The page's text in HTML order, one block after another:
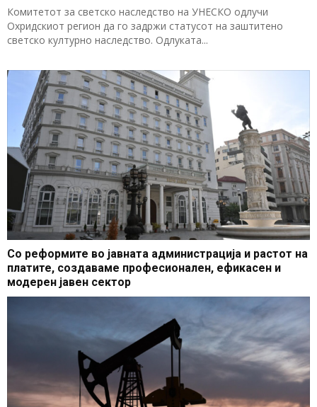
Комитетот за светско наследство на УНЕСКО одлучи
Охридскиот регион да го задржи статусот на заштитено
светско културно наследство. Одлуката...
Со реформите во јавната администрација и растот на
платите, создаваме професионален, ефикасен и
модерен јавен сектор